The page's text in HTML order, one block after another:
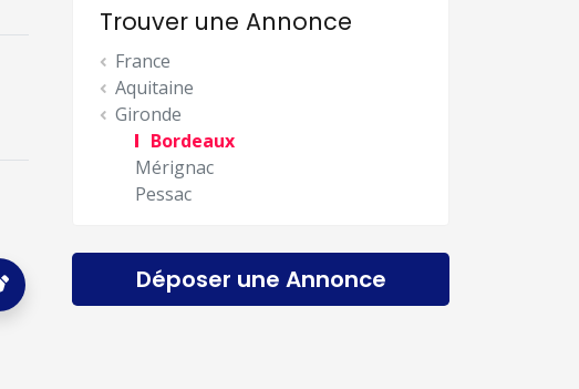
Trouver une Annonce
France
Aquitaine
Gironde
Bordeaux
Mérignac
Pessac
Déposer une Annonce